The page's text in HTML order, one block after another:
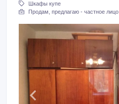
Шкафы купе
Продам, предлагаю - частное лицо